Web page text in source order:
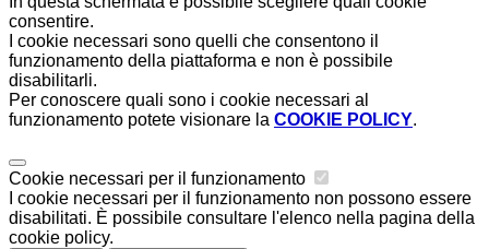
consentire.
I cookie necessari sono quelli che consentono il
funzionamento della piattaforma e non è possibile
disabilitarli.
Per conoscere quali sono i cookie necessari al
funzionamento potete visionare la COOKIE POLICY.
Cookie necessari per il funzionamento
I cookie necessari per il funzionamento non possono essere
disabilitati. È possibile consultare l'elenco nella pagina della
cookie policy.